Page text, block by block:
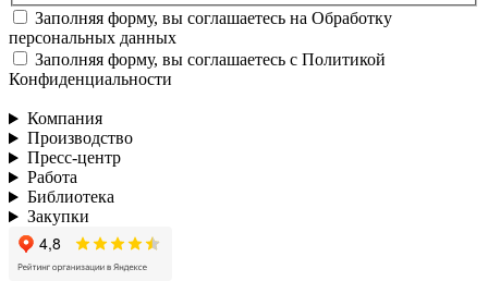
Заполняя форму, вы соглашаетесь на Обработку
персональных данных
Заполняя форму, вы соглашаетесь с Политикой
Конфиденциальности
Компания
Производство
Пресс-центр
Работа
Библиотека
Закупки